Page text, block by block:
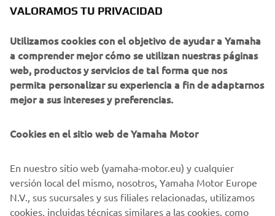
NUEVA TRICITY 125 ABS
VALORAMOS TU PRIVACIDAD
Utilizamos cookies con el objetivo de ayudar a Yamaha
a comprender mejor cómo se utilizan nuestras páginas
web, productos y servicios de tal forma que nos
permita personalizar su experiencia a fin de adaptarnos
mejor a sus intereses y preferencias.
Cookies en el sitio web de Yamaha Motor
En nuestro sitio web (yamaha-motor.eu) y cualquier
versión local del mismo, nosotros, Yamaha Motor Europe
N.V., sus sucursales y sus filiales relacionadas, utilizamos
cookies, incluidas técnicas similares a las cookies, como